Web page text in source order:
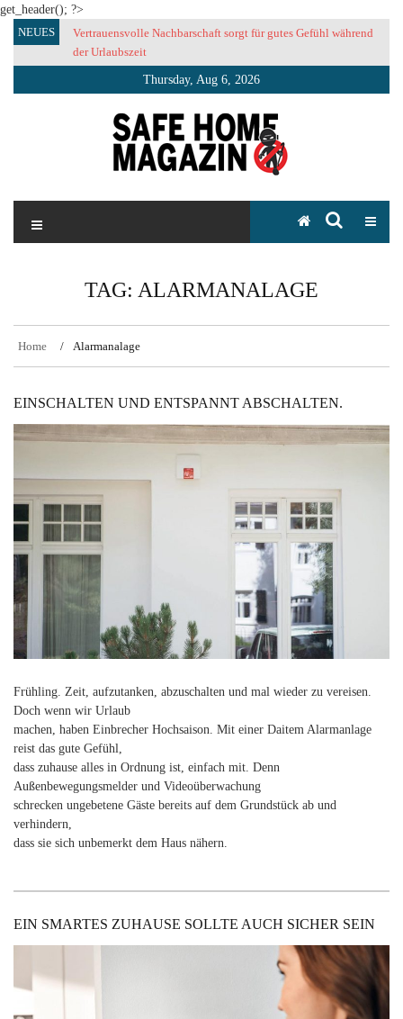
get_header(); ?>
Skip
content
NEUES
Vertrauensvolle Nachbarschaft sorgt für gutes Gefühl während
der Urlaubszeit
Thursday, Aug 6, 2026
SAFE HOME Magazin
TAG: ALARMANALAGE
Home Alarmanalage
EINSCHALTEN UND ENTSPANNT ABSCHALTEN.
Frühling. Zeit, aufzutanken, abzuschalten und mal wieder zu vereisen.
Doch wenn wir Urlaub
machen, haben Einbrecher Hochsaison. Mit einer Daitem Alarmanlage
reist das gute Gefühl,
dass zuhause alles in Ordnung ist, einfach mit. Denn
Außenbewegungsmelder und Videoüberwachung
schrecken ungebetene Gäste bereits auf dem Grundstück ab und
verhindern,
dass sie sich unbemerkt dem Haus nähern.
EIN SMARTES ZUHAUSE SOLLTE AUCH SICHER SEIN